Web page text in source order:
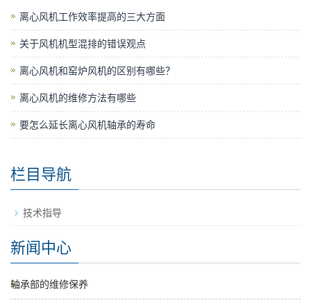
离心风机工作效率提高的三大方面
关于风机机型混排的错误观点
离心风机和窑炉风机的区别有哪些？
离心风机的维修方法有哪些
要怎么延长离心风机轴承的寿命
栏目导航
技术指导
新闻中心
轴承部的维修保养